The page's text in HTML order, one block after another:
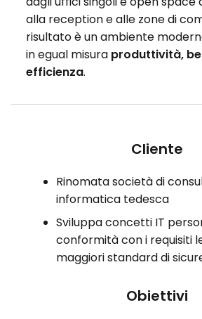
alla reception e alle zone di
risultato è un ambiente
in egual misura produttività,
efficienza.
Cliente
Rinomata società di
informatica tedesca
Sviluppa concetti IT
conformità con i requisiti
maggiori standard di
Obiettivi